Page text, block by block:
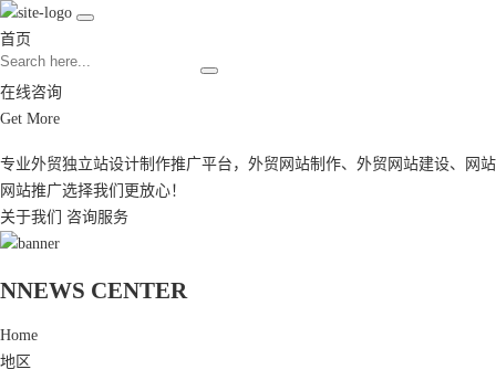
首页
在线咨询
Get More
专业外贸独立站设计制作推广平台， 外贸网站制作、 外贸网站建设、
网站
网站推广选择我们更放心！
关于我们
咨询服务
NNEWS CENTER
Home
地区